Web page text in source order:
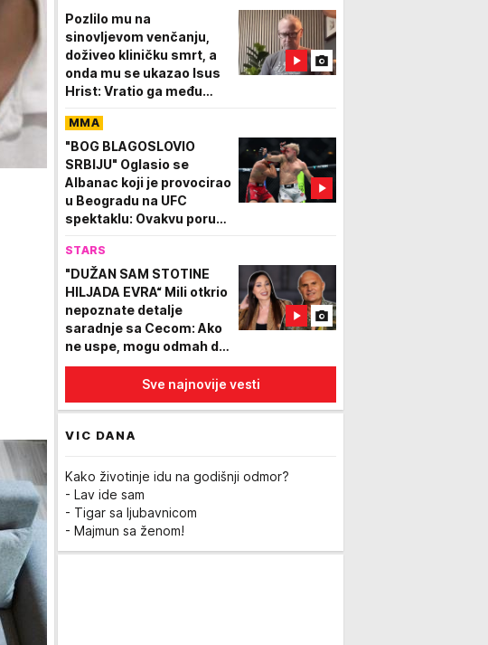
Pozlilo mu na
sinovljevom venčanju,
doživeo kliničku smrt, a
onda mu se ukazao Isus
Hrist: Vratio ga među
MMA
"BOG BLAGOSLOVIO
SRBIJU" Oglasio se
Albanac koji je provocirao
u Beogradu na UFC
spektaklu: Ovakvu poruku
STARS
"DUŽAN SAM STOTINE
HILJADA EVRA“ Mili otkrio
nepoznate detalje
saradnje sa Cecom: Ako
ne uspe, mogu odmah da
se selim!
Sve najnovije vesti
VIC DANA
Kako životinje idu na godišnji odmor?
- Lav ide sam
- Tigar sa ljubavnicom
- Majmun sa ženom!